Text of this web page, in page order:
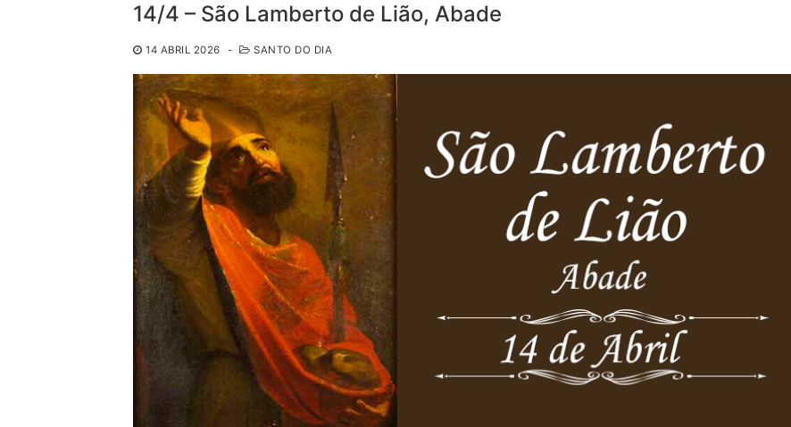
14/4 – São Lamberto de Lião, Abade
14 ABRIL 2026 - SANTO DO DIA